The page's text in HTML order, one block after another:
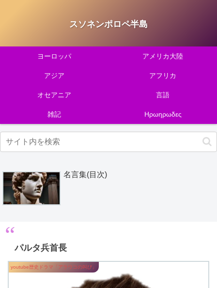
スソネンポロペ半島
ヨーロッパ アメリカ大陸
アジア アフリカ
オセアニア 言語
雑記 Ηρωηρωδες
名言集(目次)
パルタ兵首長
youtube歴史ドラマ「アラウコの叫び」